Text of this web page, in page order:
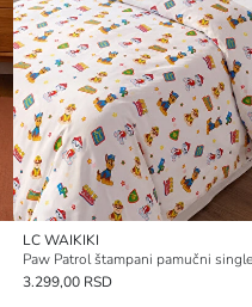
LC WAIKIKI
3.299,00 RSD